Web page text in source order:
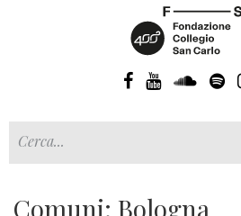
Comuni: Bologna